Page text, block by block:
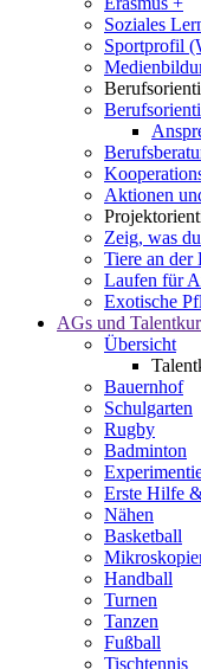
Soziales
Sportprofil
Aktionen
Zeig, was
Tiere an der
Laufen für
Exotische
AGs und
Übersicht
Bauernhof
Schulgarten
Rugby
Badminton
Erste Hilfe
Nähen
Basketball
Handball
Turnen
Tanzen
Fußball
Tischtennis